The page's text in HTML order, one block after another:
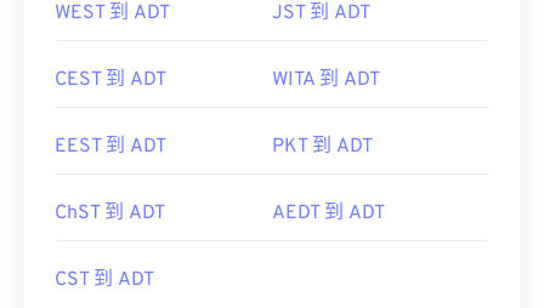
WEST 到 ADT JST 到 ADT
CEST 到 ADT WITA 到 ADT
EEST 到 ADT PKT 到 ADT
ChST 到 ADT AEDT 到 ADT
CST 到 ADT